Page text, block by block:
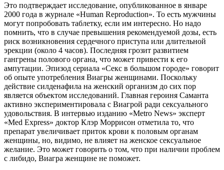
Это подтверждает исследование, опубликованное в январе
2000 года в журнале «Human Reproduction». То есть мужчины
могут попробовать таблетку, если им интересно. Но надо
помнить, что в случае превышения рекомендуемой дозы, есть
риск возникновения сердечного приступа или длительной
эрекции (около 4 часов). Последняя грозит развитием
гангрены полового органа, что может привести к его
ампутации. Эпизод сериала «Секс в большом городе» говорит
об опыте употребления Виагры женщинами. Поскольку
действие силденафила на женский организм до сих пор
является объектом исследований. Главная героиня Саманта
активно экспериментировала с Виагрой ради сексуального
удовольствия. В интервью изданию «Metro News» эксперт
«Med Express» доктор Клэр Моррисон отметила то, что
препарат увеличивает приток крови к половым органам
женщины, но, видимо, не влияет на женское сексуальное
желание. Это может говорить о том, что при наличии проблем
с либидо, Виагра женщине не поможет.